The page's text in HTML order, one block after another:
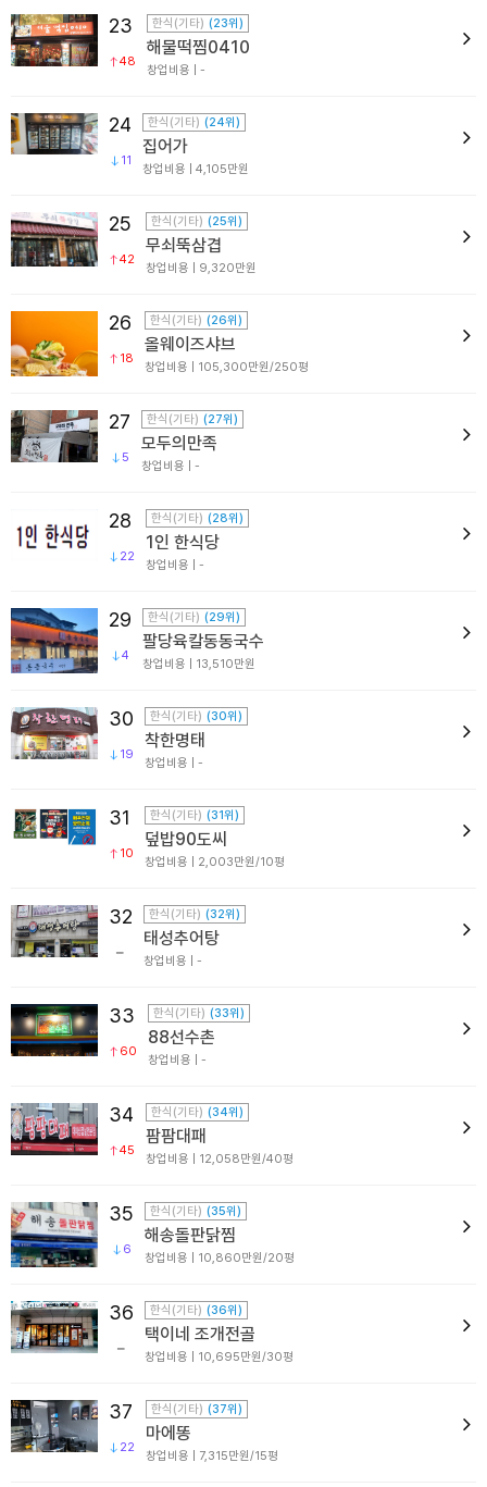
23
48
한식(기타) (23위)
해물떡찜0410
창업비용 | -
24
11
한식(기타) (24위)
집어가
창업비용 | 4,105만원
25
42
한식(기타) (25위)
무쇠뚝삼겹
창업비용 | 9,320만원
26
18
한식(기타) (26위)
올웨이즈샤브
창업비용 | 105,300만원/250평
27
5
한식(기타) (27위)
모두의만족
창업비용 | -
28
22
한식(기타) (28위)
1인 한식당
창업비용 | -
29
4
한식(기타) (29위)
팔당육칼동동국수
창업비용 | 13,510만원
30
19
한식(기타) (30위)
착한명태
창업비용 | -
31
10
한식(기타) (31위)
덮밥90도씨
창업비용 | 2,003만원/10평
32 한식(기타) (32위)
태성추어탕
창업비용 | -
33
60
한식(기타) (33위)
88선수촌
창업비용 | -
34
45
한식(기타) (34위)
팜팜대패
창업비용 | 12,058만원/40평
35
6
한식(기타) (35위)
해송돌판닭찜
창업비용 | 10,860만원/20평
36 한식(기타) (36위)
택이네 조개전골
창업비용 | 10,695만원/30평
37
22
한식(기타) (37위)
마에똥
창업비용 | 7,315만원/15평